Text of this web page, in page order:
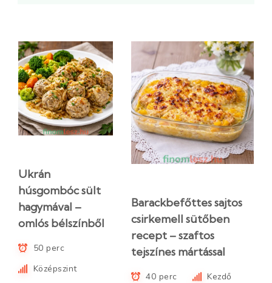
Ukrán
húsgombóc sült
hagymával –
omlós bélszínből
50 perc
Középszint
Barackbefőttes sajtos
csirkemell sütőben
recept – szaftos
tejszínes mártással
40 perc Kezdő